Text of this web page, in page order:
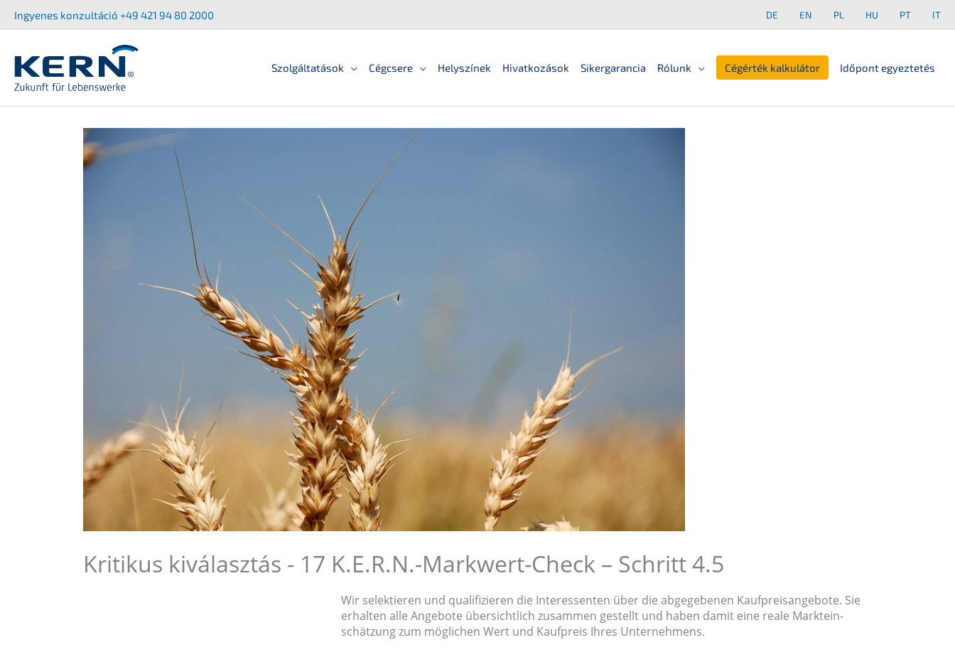
Ingyenes konzul­tá­ció +49 421 94 80 2000 DE EN PL HU PT IT
Szolgáltatások Cégcsere Helyszínek Hivatkozások Sikergarancia Rólunk Cégérték kalkulátor Időpont egyeztetés
Kriti­kus kiválasz­tás - 17 K.E.R.N.-Markwert-Check – Schritt 4.5
Wir selek­tie­ren und quali­fi­zie­ren die Inter­es­sen­ten über die abgege­be­nen Kaufpreis­an­ge­bo­te. Sie
erhal­ten alle Angebo­te übersicht­lich zusam­men gestellt und haben damit eine reale Markt­ein­
schät­zung zum mögli­chen Wert und Kaufpreis Ihres Unternehmens.